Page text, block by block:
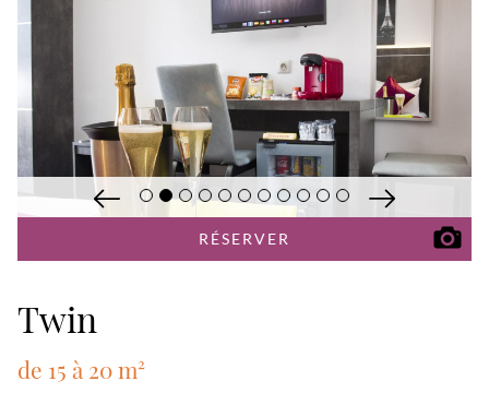
Twin
de 15 à 20 m²
RÉSERVER